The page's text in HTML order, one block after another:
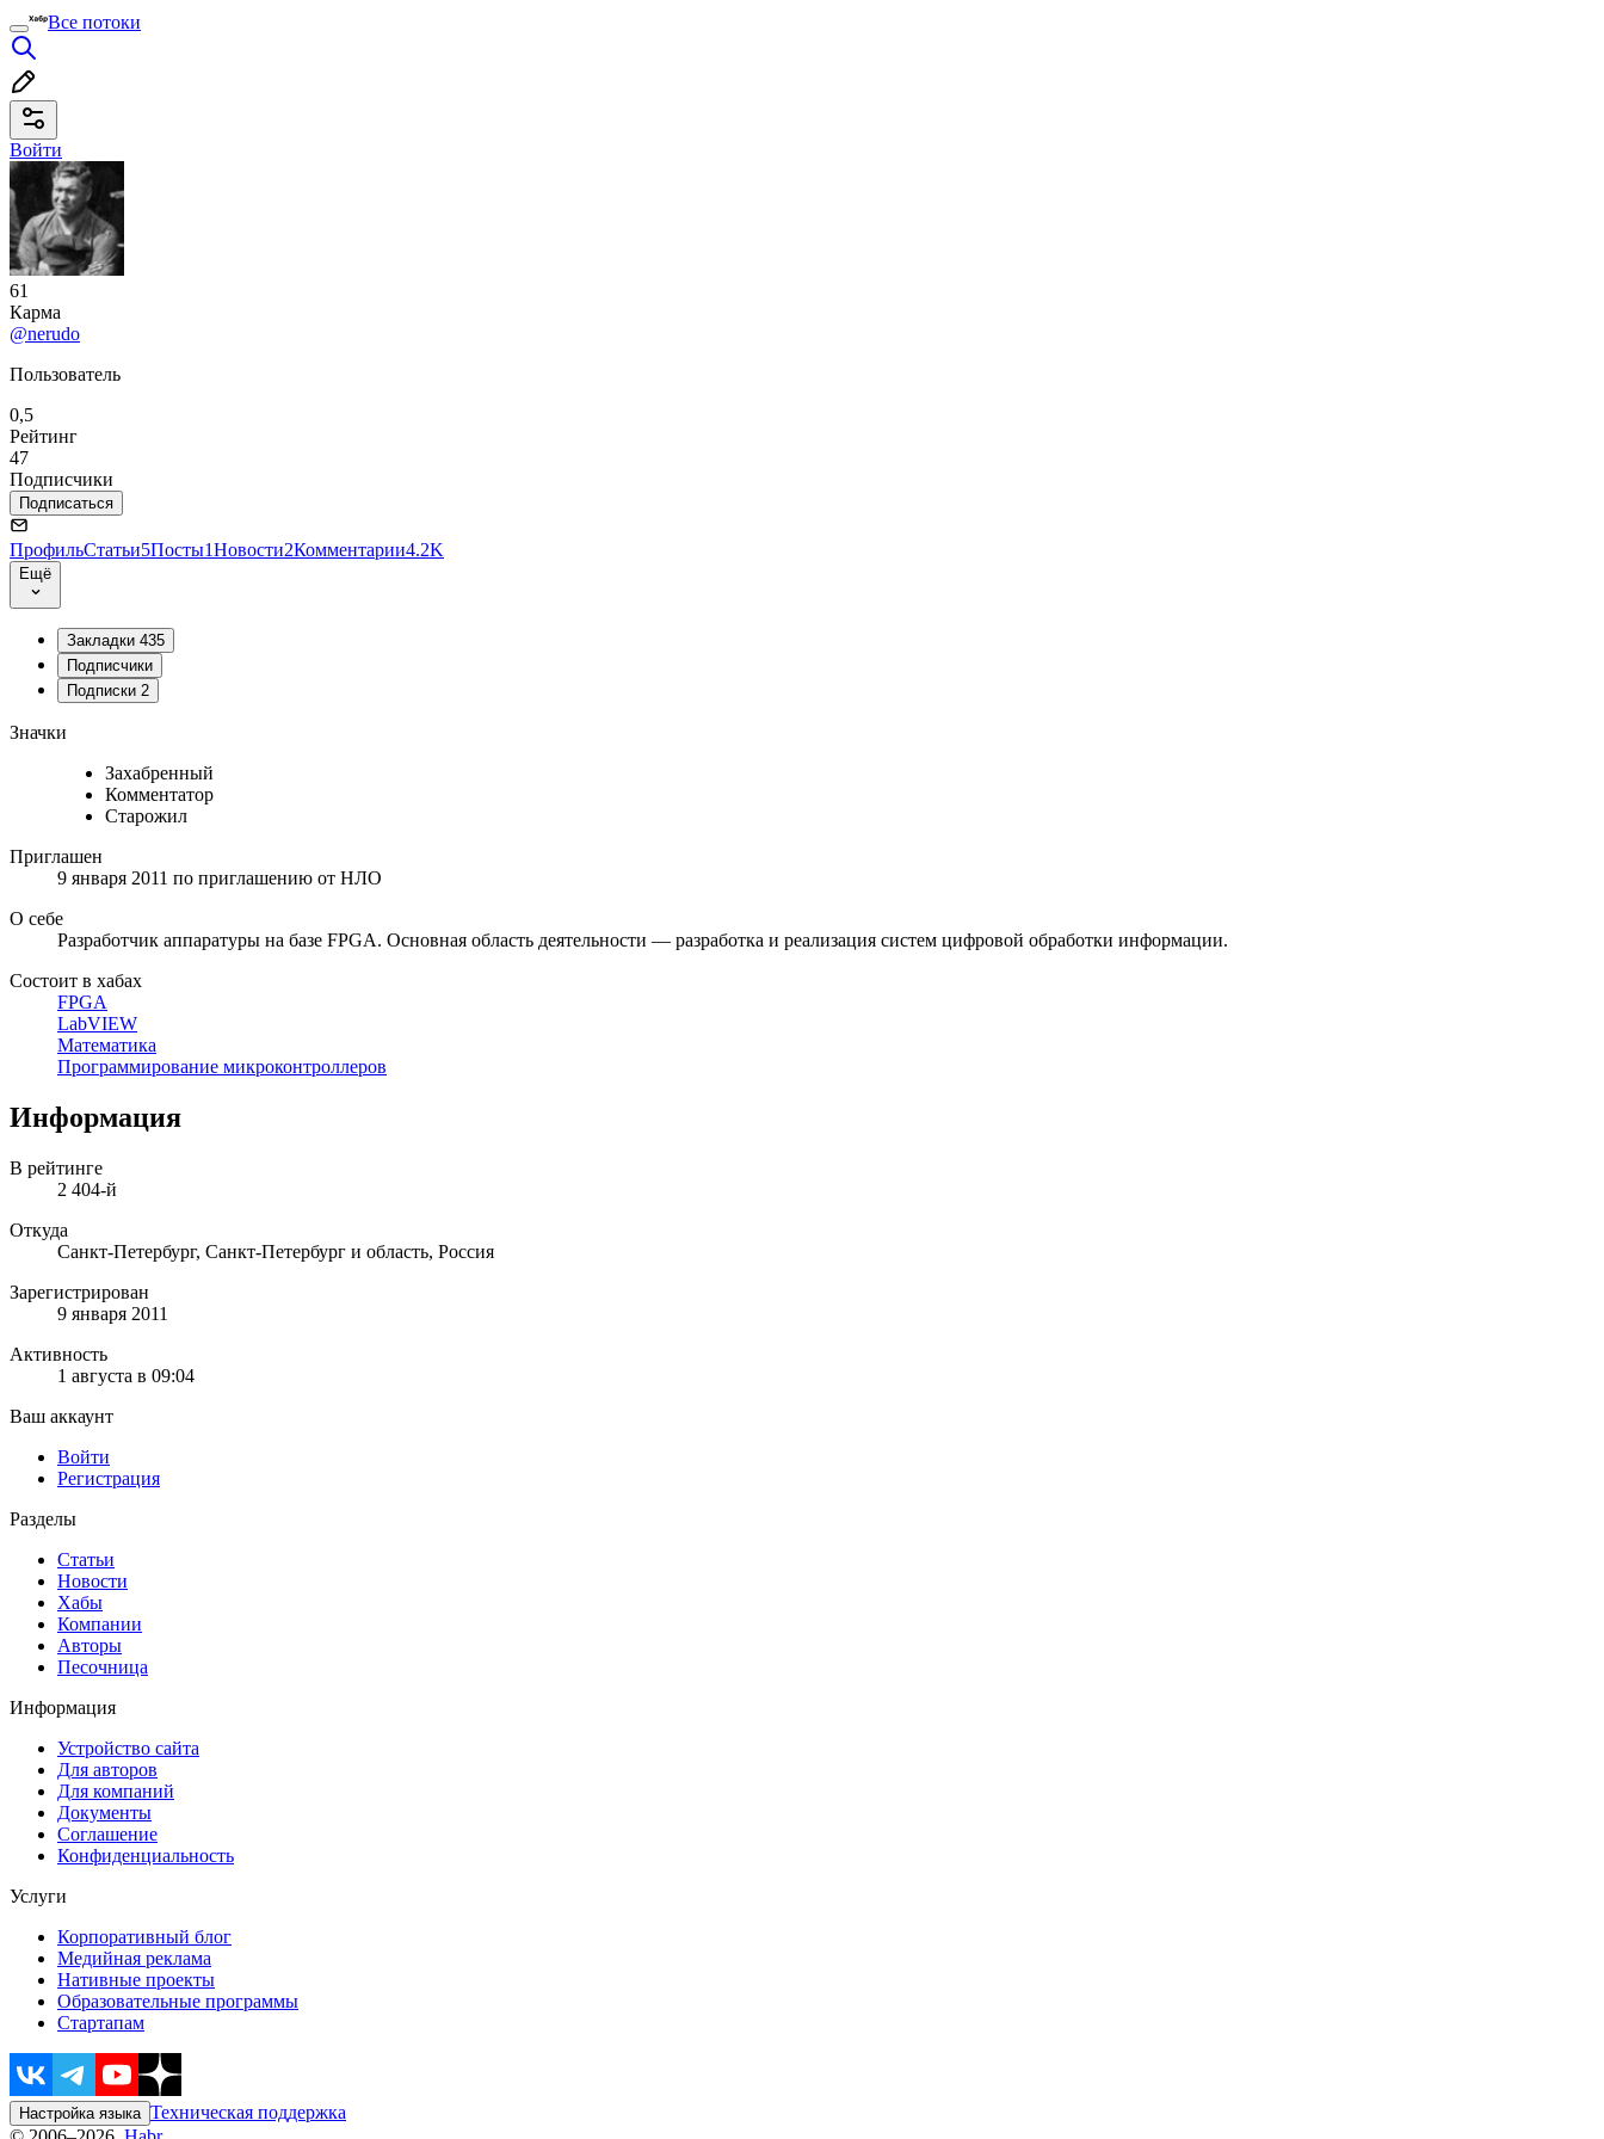
Все потоки
Войти
61
Карма
@nerudo
Пользователь
0,5
Рейтинг
47
Подписчики
Подписаться
ПрофильСтатьи5Посты1Новости2Комментарии4.2K
Ещё
Закладки 435
Подписчики
Подписки 2
Значки
Захабренный
Комментатор
Старожил
Приглашен
9 января 2011 по приглашению от НЛО
О себе
Разработчик аппаратуры на базе FPGA. Основная область деятельности — разработка и реализация систем цифровой обработки информации.
Состоит в хабах
FPGA
LabVIEW
Математика
Программирование микроконтроллеров
Информация
В рейтинге
2 404-й
Откуда
Санкт-Петербург, Санкт-Петербург и область, Россия
Зарегистрирован
9 января 2011
Активность
1 августа в 09:04
Ваш аккаунт
Войти
Регистрация
Разделы
Статьи
Новости
Хабы
Компании
Авторы
Песочница
Информация
Устройство сайта
Для авторов
Для компаний
Документы
Соглашение
Конфиденциальность
Услуги
Корпоративный блог
Медийная реклама
Нативные проекты
Образовательные программы
Стартапам
Настройка языка Техническая поддержка